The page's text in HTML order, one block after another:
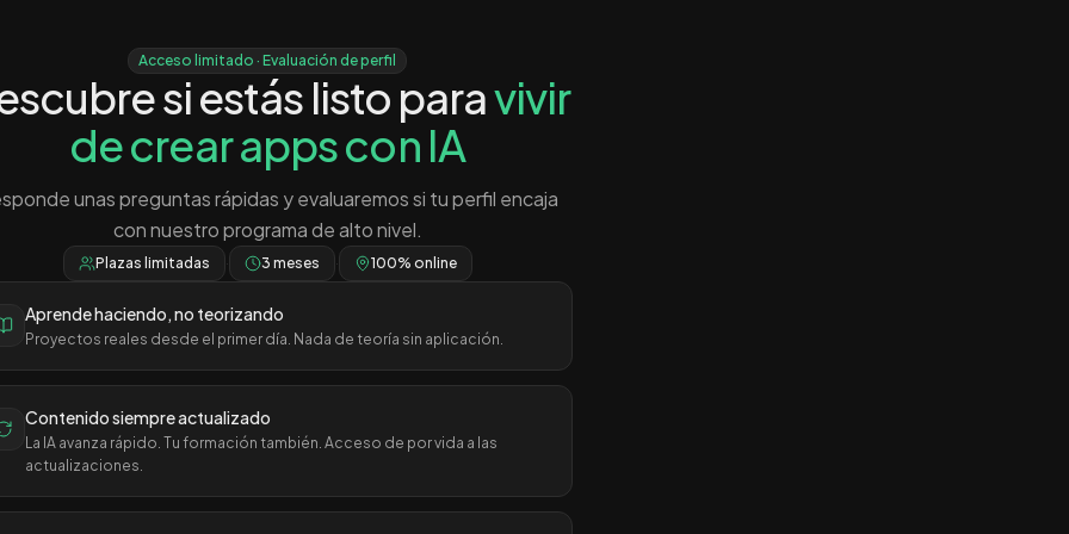
Acceso limitado · Evaluación de perfil
si estás listo paravivir
de crear apps con IA
unas preguntas rápidas y evaluaremos si tu perfil encaja
con nuestro programa de alto nivel.
Plazas limitadas · 3 meses · 100% online
Aprende haciendo, no teorizando
Proyectos reales desde el primer día. Nada de teoría sin aplicación.
Contenido siempre actualizado
La IA avanza rápido. Tu formación también. Acceso de por vida a las
actualizaciones.